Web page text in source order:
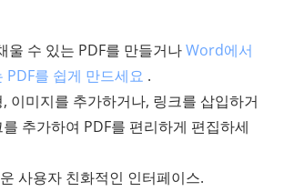
울 수 있는 PDF를 만들거나Word에서
PDF를 쉽게 만드세요 .
이미지를 추가하거나, 링크를 삽입하거
추가하여 PDF를 편리하게 편집하세
사용자 친화적인 인터페이스.